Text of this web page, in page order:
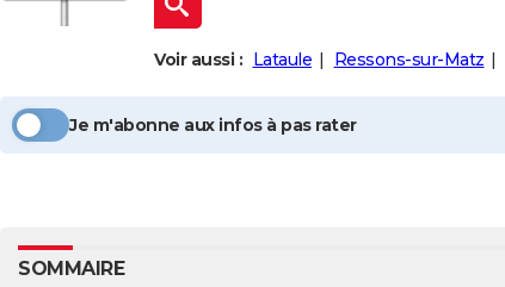
Voir aussi : Lataule Ressons-sur-Matz
Je m'abonne aux infos à pas rater
SOMMAIRE